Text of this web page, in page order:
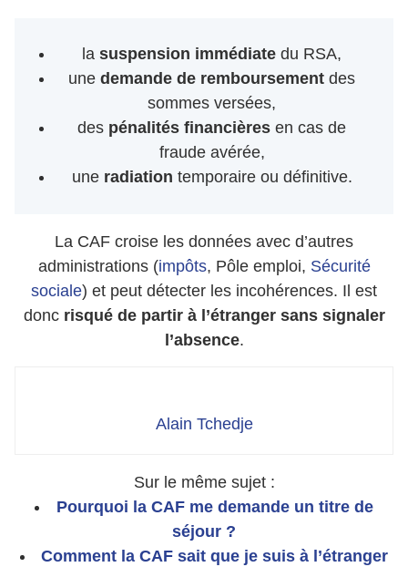
lasuspension immédiate du RSA,
unedemande de remboursement des
sommes versées,
des pénalités financières en cas de
fraude avérée,
une radiation temporaire ou définitive.
La CAF croise les données avec d’autres
administrations (impôts, Pôle emploi, Sécurité
sociale) et peut détecter les incohérences. Il est
donc risqué de partir à l’étranger sans signaler
l’absence.
Alain Tchedje
Sur le même sujet :
Pourquoi la CAF me demande un titre de
séjour ?
Comment la CAF sait que je suis à l’étranger